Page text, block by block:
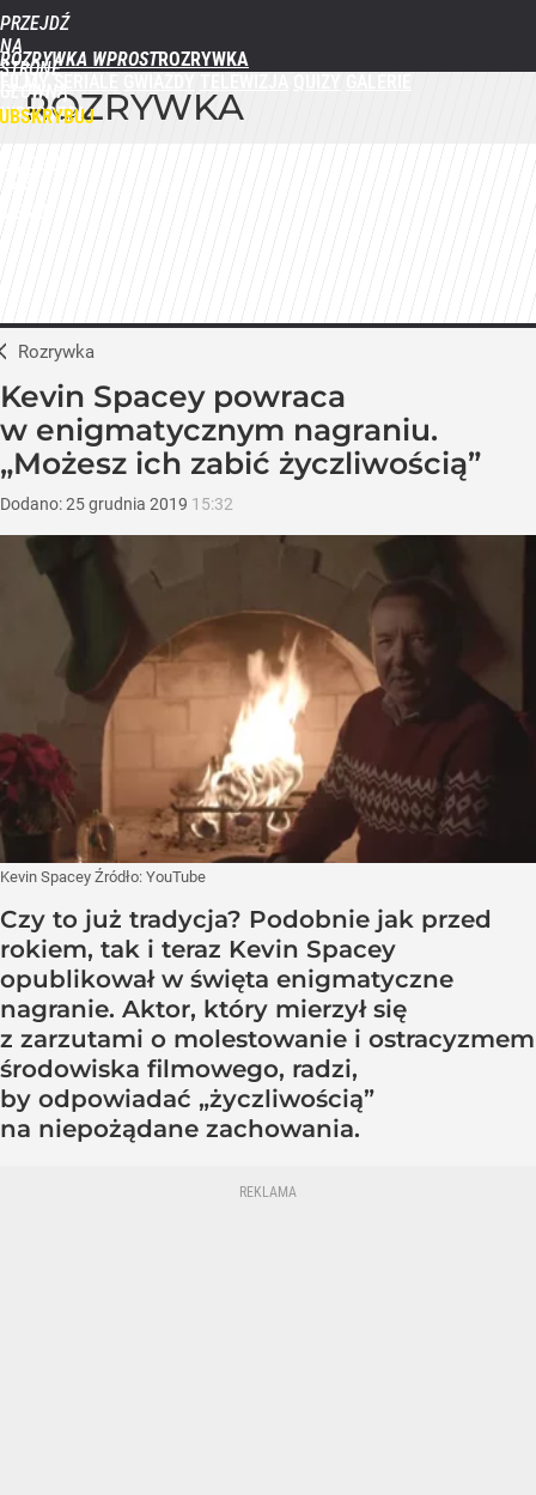
PRZEJDŹ
NA
STRONĘ
GŁÓWNĄ
WPROST.PL
ROZRYWKA WPROST
ROZRYWKA
Rozrywka
Kevin Spacey powraca
w enigmatycznym nagraniu.
„Możesz ich zabić życzliwością”
Dodano:25grudnia 2019 15:32
Kevin Spacey Źródło: YouTube
Czy to już tradycja? Podobnie jak przed
rokiem, tak i teraz Kevin Spacey
opublikował w święta enigmatyczne
nagranie. Aktor, który mierzył się
z zarzutami o molestowanie i ostracyzmem
środowiska filmowego, radzi,
by odpowiadać „życzliwością”
na niepożądane zachowania.